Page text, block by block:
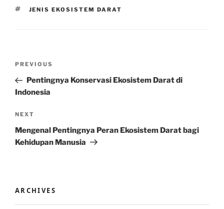
TAGS
JENIS EKOSISTEM DARAT
Previous
Post
PREVIOUS
Pentingnya Konservasi Ekosistem Darat di
Indonesia
Next
Post
NEXT
Mengenal Pentingnya Peran Ekosistem Darat bagi
Kehidupan Manusia
ARCHIVES